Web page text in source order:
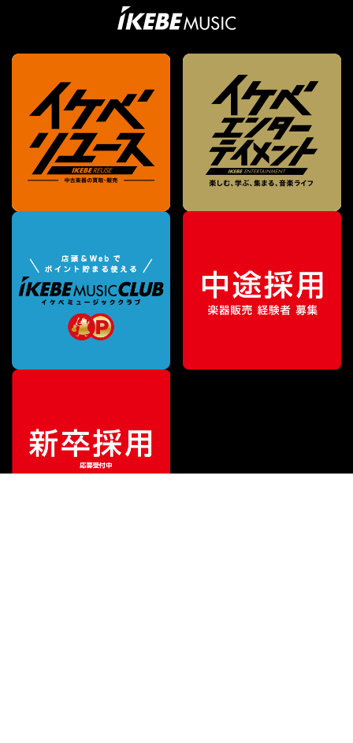
販売価格¥3,300（税込）